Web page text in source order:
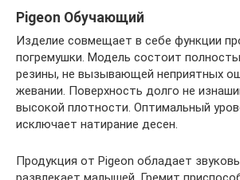
Pigeon Обучающий
Изделие совмещает в себе функции
погремушки. Модель состоит
резины, не вызывающей неприятных
жевании. Поверхность долго не
высокой плотности. Оптимальный
исключает натирание десен.
Продукция от Pigeon обладает